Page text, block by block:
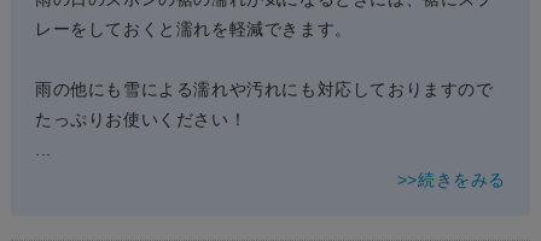
レーをしておくと濡れを軽減できます。
雨の他にも雪による濡れや汚れにも対応しておりますので
たっぷりお使いください！
...
>>続きをみる